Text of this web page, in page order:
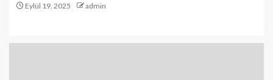
Eylül 19, 2025 admin